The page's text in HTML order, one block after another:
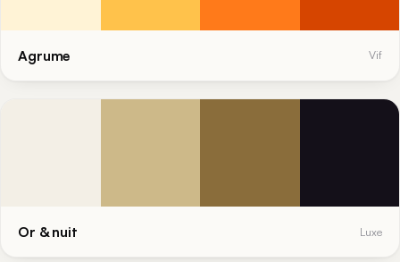
Agrume Vif
Or & nuit Luxe